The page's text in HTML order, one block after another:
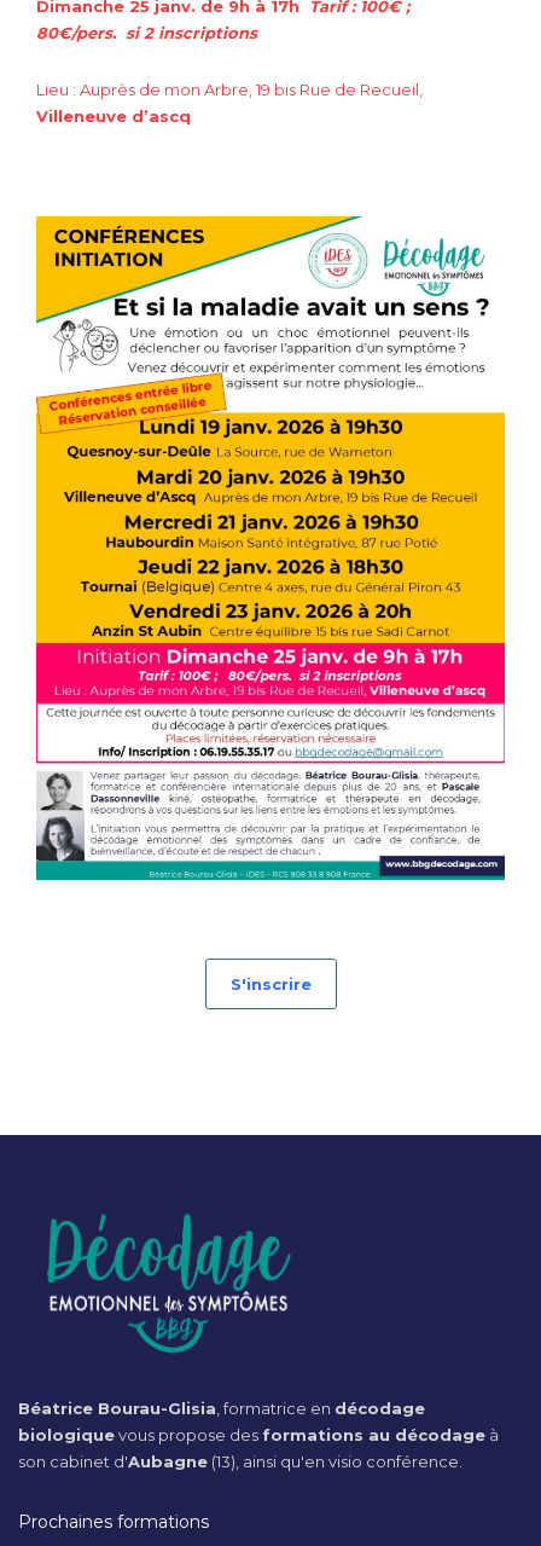
Dimanche 25 janv. de 9h à 17h
Tarif : 100€ ;
80€/pers. si 2 inscriptions
Lieu : Auprès de mon Arbre, 19 bis Rue de Recueil,
Villeneuve d’ascq
S'inscrire
Béatrice Bourau-Glisia, formatrice en décodage
biologiquevous propose des formations au décodage à
son cabinet d'Aubagne (13), ainsi qu'en visio conférence.
Prochaines formations